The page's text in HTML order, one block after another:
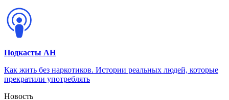
Подкасты АН
Как жить без наркотиков. Истории реальных людей, которые
прекратили употреблять
Новость